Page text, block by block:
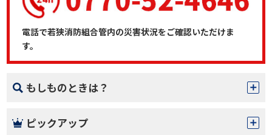
電話で若狭消防組合管内の災害状況をご確認いただけま
す。
もしものときは？
ピックアップ